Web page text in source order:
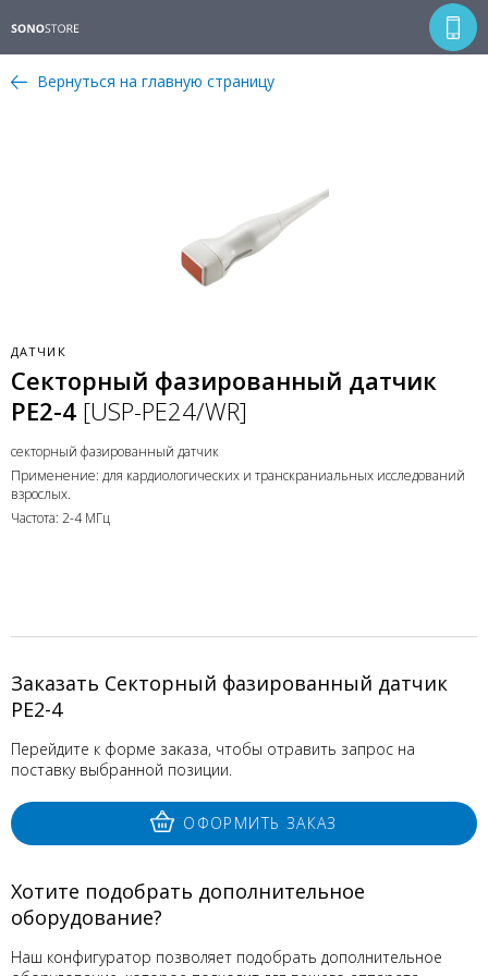
Вернуться на главную страницу
ДАТЧИК
Секторный фазированный датчик
PE2-4 [USP-PE24/WR]
секторный фазированный датчик
Применение: для кардиологических и транскраниальных исследований
взрослых.
Частота: 2-4 МГц
Заказать Секторный фазированный датчик
PE2-4
Перейдите к форме заказа, чтобы отравить запрос на
поставку выбранной позиции.
ОФОРМИТЬ ЗАКАЗ
Хотите подобрать дополнительное
оборудование?
Наш конфигуратор позволяет подобрать дополнительное